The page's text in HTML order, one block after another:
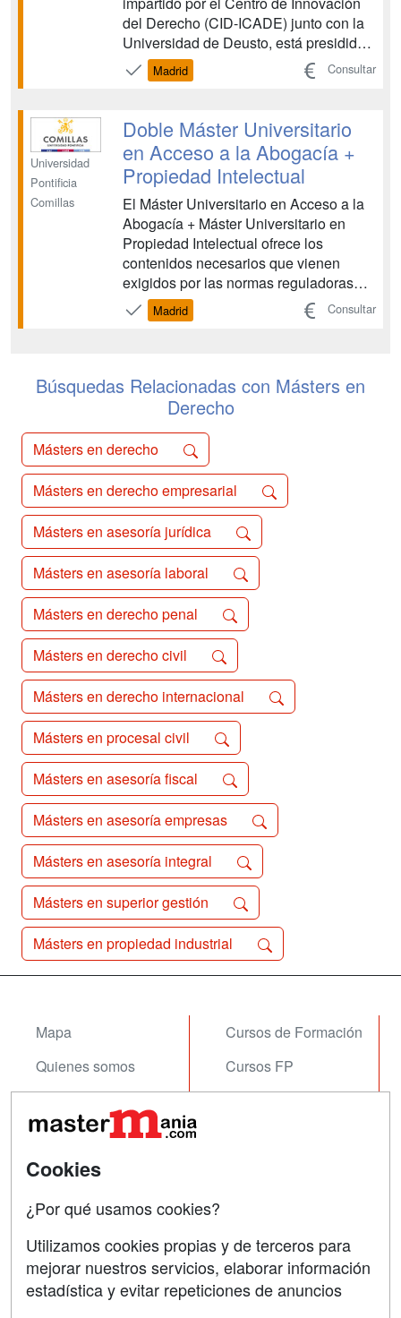
del Derecho (CID-ICADE) junto con la
Universidad de Deusto, está presidido
por la excelencia y los valores éticos
que presiden las titulaciones de la
diario estadounidense Financial Times
la escoge co...
Madrid Consultar
Universidad
Pontificia
Comillas
Doble Máster Universitario
en Acceso a la Abogacía +
Propiedad Intelectual
El Máster Universitario en Acceso a la
Abogacía + Máster Universitario en
Propiedad Intelectual ofrece los
contenidos necesarios que vienen
exigidos por las normas reguladoras
del acceso a la abogacía para que los
Graduados en Derecho puedan ejercer
programa de Máster Univers...
Madrid Consultar
Búsquedas Relacionadas con Másters en
Derecho
Másters en derecho
Másters en derecho empresarial
Másters en asesoría jurídica
Másters en asesoría laboral
Másters en derecho penal
Másters en derecho civil
Másters en derecho internacional
Másters en procesal civil
Másters en asesoría fiscal
Másters en asesoría empresas
Másters en asesoría integral
Másters en superior gestión
Másters en propiedad industrial
Mapa
Quienes somos
Acceso Usuarios
Acceso Centros
Cursos de Formación
Cursos FP
Contactar
Confidencialidad
SÍGUENOS EN:
Cookies
¿Por qué usamos cookies?
Utilizamos cookies propias y de terceros para
mejorar nuestros servicios, elaborar información
estadística y evitar repeticiones de anuncios